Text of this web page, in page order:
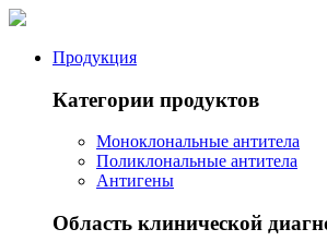
Продукция
Категории продуктов
Моноклональные антитела
Поликлональные антитела
Антигены
Область клинической